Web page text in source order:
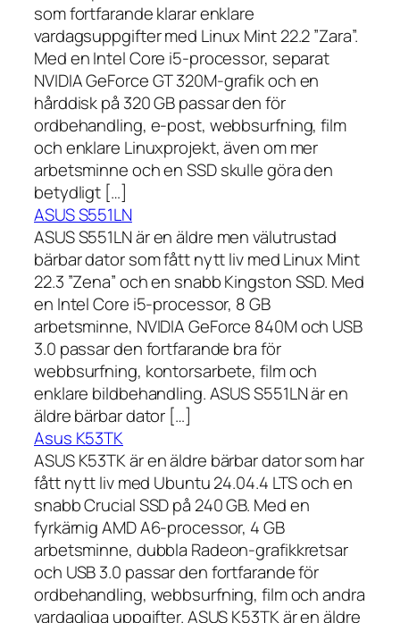
som fortfarande klarar enklare
vardagsuppgifter med Linux Mint 22.2 ”Zara”.
Med en Intel Core i5-processor, separat
NVIDIA GeForce GT 320M-grafik och en
hårddisk på 320 GB passar den för
ordbehandling, e-post, webbsurfning, film
och enklare Linuxprojekt, även om mer
arbetsminne och en SSD skulle göra den
betydligt […]
ASUS S551LN
ASUS S551LN är en äldre men välutrustad
bärbar dator som fått nytt liv med Linux Mint
22.3 ”Zena” och en snabb Kingston SSD. Med
en Intel Core i5-processor, 8 GB
arbetsminne, NVIDIA GeForce 840M och USB
3.0 passar den fortfarande bra för
webbsurfning, kontorsarbete, film och
enklare bildbehandling. ASUS S551LN är en
äldre bärbar dator […]
Asus K53TK
ASUS K53TK är en äldre bärbar dator som har
fått nytt liv med Ubuntu 24.04.4 LTS och en
snabb Crucial SSD på 240 GB. Med en
fyrkärnig AMD A6-processor, 4 GB
arbetsminne, dubbla Radeon-grafikkretsar
och USB 3.0 passar den fortfarande för
ordbehandling, webbsurfning, film och andra
vardagliga uppgifter. ASUS K53TK är en äldre